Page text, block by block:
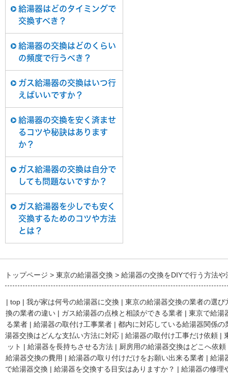
給湯器はどのタイミングで
交換すべき？
給湯器の交換はどのくらい
の頻度で行うべき？
ガス給湯器の交換はいつ行
えばいいですか？
給湯器の交換を安く済ませ
るコツや秘訣はあります
か？
ガス給湯器の交換は自分で
しても問題ないですか？
ガス給湯器を少しでも安く
交換するためのコツや方法
とは？
トップページ 東京の給湯器交換 給湯器の交換をDIYで行う方法や
| top | 我が家は何号の給湯器に交換 | 東京の給湯器交換の業者の選び
換の業者の違い | ガス給湯器の点検と相談ができる業者 | 東京で給湯
る業者 | 給湯器の取付け工事業者 | 都内に対応している給湯器関係の
湯器交換はどんな支払い方法に対応 | 給湯器の取付け工事だけ依頼 |
ット | 給湯器を長持ちさせる方法 | 厨房用の給湯器交換はどこへ依頼
給湯器交換の費用 | 給湯器の取り付けだけをお願い出来る業者 | 給湯
で給湯器交換 | 給湯器を交換する目安はありますか？ | 給湯器の修理